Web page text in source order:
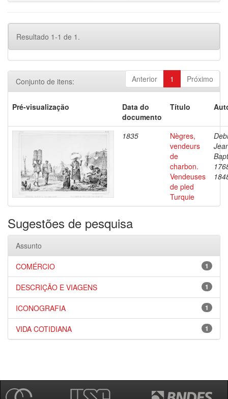
Resultado 1-1 de 1.
Anterior 1 Próximo
Conjunto de itens:
Pré-visualização
Data do
documento
Título
1835
Nègres,
vendeurs
de
charbon.
Vendeuses
de pled
Turquie
Sugestões de pesquisa
Assunto
1
COMÉRCIO
1
DESCRIÇÃO E VIAGENS
1
ICONOGRAFIA
1
VIDA COTIDIANA